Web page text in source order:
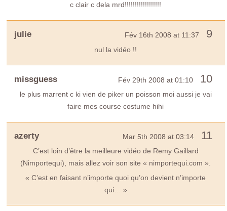
c clair c dela mrd!!!!!!!!!!!!!!!!!!
julie Fév 16th 2008 at 11:37 9
nul la vidéo !!
missguess Fév 29th 2008 at 01:10 10
le plus marrent c ki vien de piker un poisson moi aussi je vai
faire mes course costume hihi
azerty Mar 5th 2008 at 03:14 11
C’est loin d’être la meilleure vidéo de Remy Gaillard
(Nimportequi), mais allez voir son site « nimportequi.com ».
« C’est en faisant n’importe quoi qu’on devient n’importe
qui… »